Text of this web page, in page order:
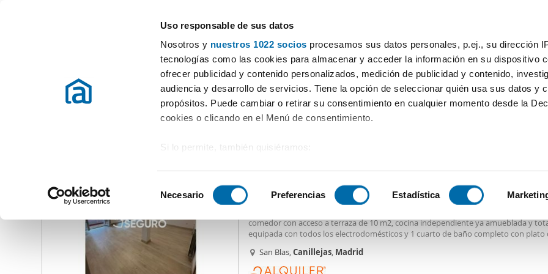
Uso responsable de sus datos
Nosotros y nuestros 1022 socios procesamos sus datos personales, p.ej., su dirección
tecnologías como las cookies para almacenar y acceder la información en su dispositivo
ofrecer publicidad y contenido personalizados, medición de publicidad y contenido,
audiencia y desarrollo de servicios. Tiene la opción de seleccionar quién usa sus datos y
propósitos. Puede cambiar o retirar su consentimiento en cualquier momento desde la
cookies o clicando en el Menú de consentimiento.
Si lo permite, también quisiéramos:
Identificar su dispositivo analizándolo activamente para buscar características
Obtenga más información sobre cómo se procesan sus datos personales y establezca
preferencias en la
sección de datos. Puede cambiar o retirar su consentimiento en
en la Declaración de cookies.
e
e
Necesario Preferencias Estadística
Elegir distrito Habitaciones Más filtros - 1
Alquiler pisos Madrid provincia Alquiler pisos Madrid Alquiler apartamento Canillejas Madrid
Alquiler apartamento Canillejas Madrid (7 viviendas)
Alquiler piso terraza y garaje San blas
comedor con acceso a terraza de 10 m2, cocina independiente ya amueblada y
equipada con todos los electrodomésticos y 1 cuarto de baño completo con plato
vivienda es exterior y se entrega sin amueblar. Gastos de comunidad y plaza de
incluidos en el precio de la renta. Zona tranquila con todo tipo de servicios y
San Blas,Canillejas, Madrid